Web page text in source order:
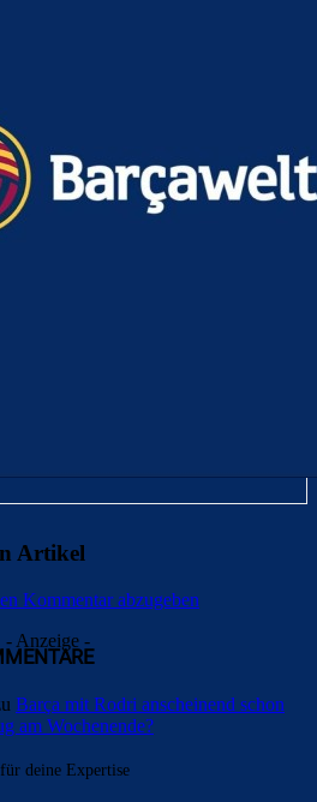
Artikel
Kommentar abzugeben
- Anzeige -
Barça mit Rodri anscheinend schon
am Wochenende?
deine Expertise